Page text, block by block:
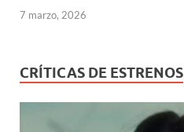
7 marzo, 2026
CRÍTICAS DE ESTRENOS